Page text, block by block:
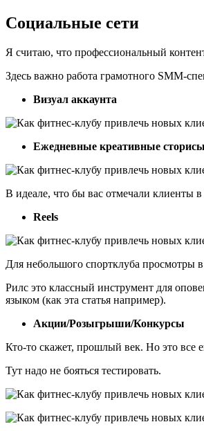
Социальные сети
Я считаю, что профессиональный
Здесь важно работа грамотного SMM-
Визуал аккаунта
Ежедневные креативные сторисы
В идеале, что бы вас отмечали клиенты
Reels
Для небольшого спортклуба просмотры
Рилс это классный инструмент для
языком (как эта статья например).
Акции/Розыгрыши/Конкурсы
Кто-то скажет, прошлый век. Но это все
Тут надо не бояться тестировать.